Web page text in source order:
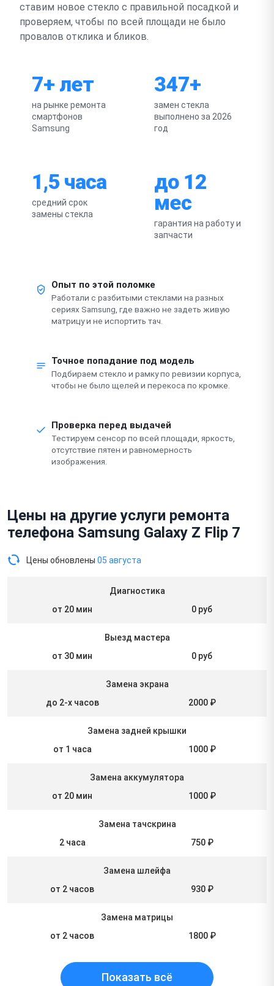
ставим новое стекло с правильной посадкой и
проверяем, чтобы по всей площади не было
провалов отклика и бликов.
7+ лет
на рынке ремонта
смартфонов
Samsung
347+
замен стекла
выполнено за 2026
год
1,5 часа
средний срок
замены стекла
до 12
мес
гарантия на работу и
запчасти
Опыт по этой поломке
Работали с разбитыми стеклами на разных
сериях Samsung, где важно не задеть живую
матрицу и не испортить тач.
Точное попадание под модель
Подбираем стекло и рамку по ревизии корпуса,
чтобы не было щелей и перекоса по кромке.
Проверка перед выдачей
Тестируем сенсор по всей площади, яркость,
отсутствие пятен и равномерность
изображения.
Цены на другие услуги ремонта
телефона Samsung Galaxy Z Flip 7
Цены обновлены 05 августа
Диагностика
от 20 мин
0 руб
Выезд мастера
от 30 мин
0 руб
Замена экрана
до 2-х часов
2000 ₽
Замена задней крышки
от 1 часа
1000 ₽
Замена аккумулятора
от 20 мин
1000 ₽
Замена тачскрина
2 часа
750 ₽
Замена шлейфа
от 2 часов
930 ₽
Замена матрицы
от 2 часов
1800 ₽
Показать всё